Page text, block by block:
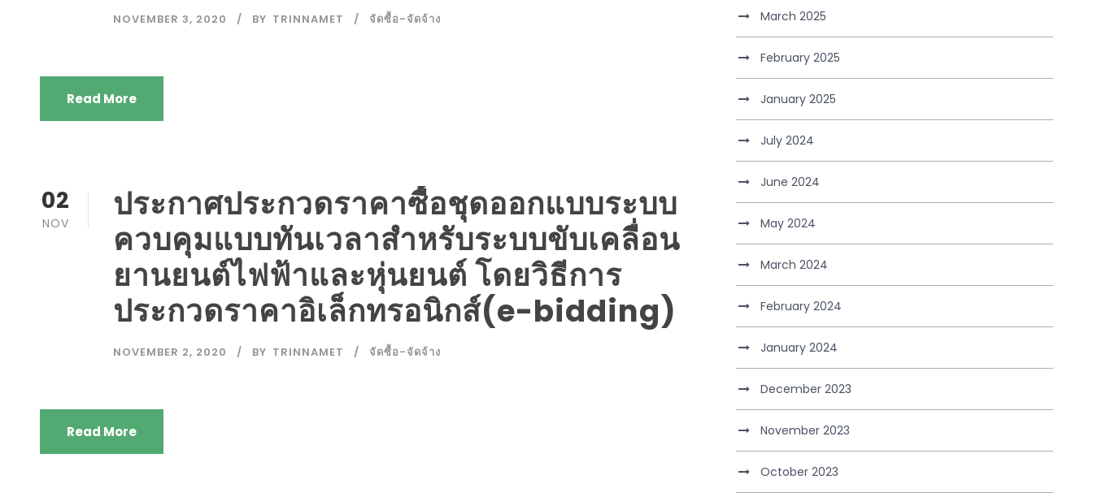
NOVEMBER 3, 2020 BY TRINNAMET จัดซื้อ-จัดจ้าง
Read More
02
NOV
ประกาศประกวดราคาซื้อชุดออกแบบระบบ
ควบคุมแบบทันเวลาสำหรับระบบขับเคลื่อน
ยานยนต์ไฟฟ้าและหุ่นยนต์ โดยวิธีการ
ประกวดราคาอิเล็กทรอนิกส์(e-bidding)
NOVEMBER 2, 2020 BY TRINNAMET จัดซื้อ-จัดจ้าง
Read More
March 2025
February 2025
January 2025
July 2024
June 2024
May 2024
March 2024
February 2024
January 2024
December 2023
November 2023
October 2023